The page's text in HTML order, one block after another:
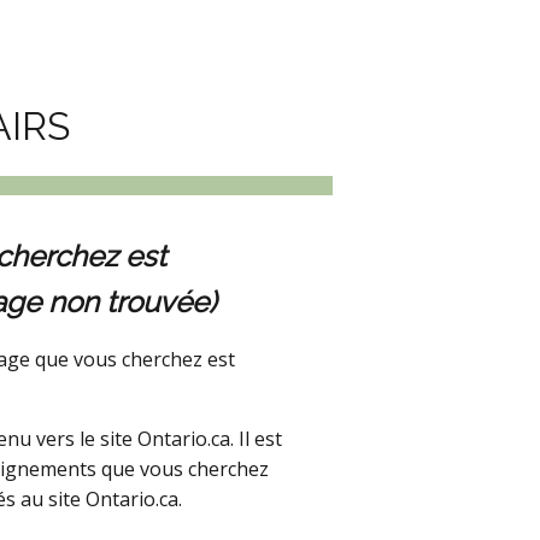
est
non trouvée)
que vous cherchez est
vers le site Ontario.ca. Il est
que vous cherchez
au site Ontario.ca.